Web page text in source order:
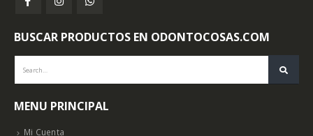
BUSCAR PRODUCTOS EN ODONTOCOSAS.COM
MENU PRINCIPAL
Mi Cuenta